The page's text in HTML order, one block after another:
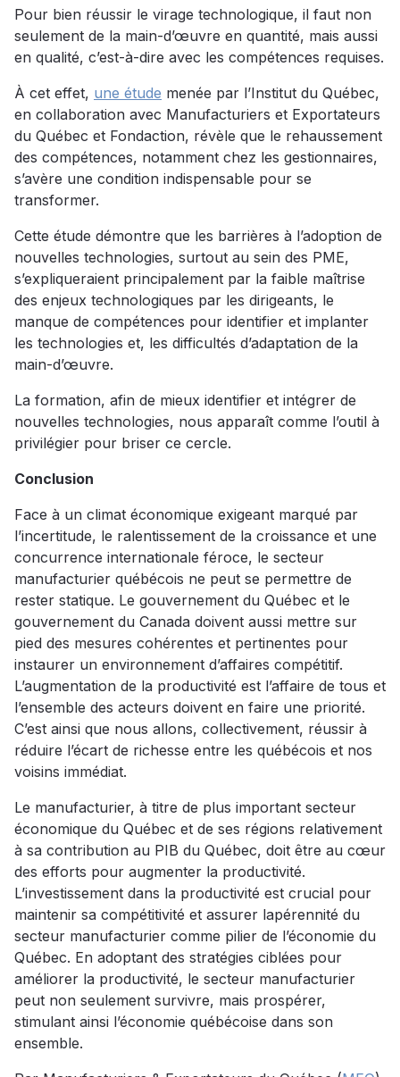
Pour bien réussir le virage technologique, il faut non
seulement de la main-d’œuvre en quantité, mais aussi
en qualité, c’est-à-dire avec les compétences requises.
À cet effet, une étude menée par l’Institut du Québec,
en collaboration avec Manufacturiers et Exportateurs
du Québec et Fondaction, révèle que le rehaussement
des compétences, notamment chez les gestionnaires,
s’avère une condition indispensable pour se
transformer.
Cette étude démontre que les barrières à l’adoption de
nouvelles technologies, surtout au sein des PME,
s’expliqueraient principalement par la faible maîtrise
des enjeux technologiques par les dirigeants, le
manque de compétences pour identifier et implanter
les technologies et, les difficultés d’adaptation de la
main-d’œuvre.
La formation, afin de mieux identifier et intégrer de
nouvelles technologies, nous apparaît comme l’outil à
privilégier pour briser ce cercle.
Conclusion
Face à un climat économique exigeant marqué par
l’incertitude, le ralentissement de la croissance et une
concurrence internationale féroce, le secteur
manufacturier québécois ne peut se permettre de
rester statique. Le gouvernement du Québec et le
gouvernement du Canada doivent aussi mettre sur
pied des mesures cohérentes et pertinentes pour
instaurer un environnement d’affaires compétitif.
L’augmentation de la productivité est l’affaire de tous et
l’ensemble des acteurs doivent en faire une priorité.
C’est ainsi que nous allons, collectivement, réussir à
réduire l’écart de richesse entre les québécois et nos
voisins immédiat.
Le manufacturier, à titre de plus important secteur
économique du Québec et de ses régions relativement
à sa contribution au PIB du Québec, doit être au cœur
des efforts pour augmenter la productivité.
L’investissement dans la productivité est crucial pour
maintenir sa compétitivité et assurer lapérennité du
secteur manufacturier comme pilier de l’économie du
Québec. En adoptant des stratégies ciblées pour
améliorer la productivité, le secteur manufacturier
peut non seulement survivre, mais prospérer,
stimulant ainsi l’économie québécoise dans son
ensemble.